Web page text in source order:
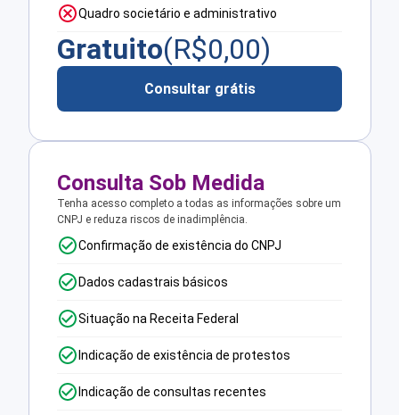
Quadro societário e administrativo
Gratuito(R$0,00)
Consultar grátis
Consulta Sob Medida
Tenha acesso completo a todas as informações sobre um
CNPJ e reduza riscos de inadimplência.
Confirmação de existência do CNPJ
Dados cadastrais básicos
Situação na Receita Federal
Indicação de existência de protestos
Indicação de consultas recentes